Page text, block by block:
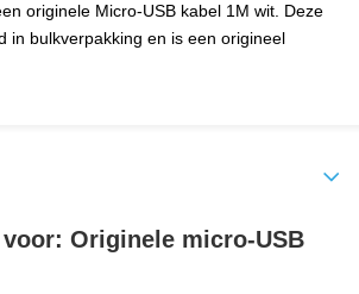
originele Micro-USB kabel 1M wit. Deze
in bulkverpakking en is een origineel
Originele micro-USB